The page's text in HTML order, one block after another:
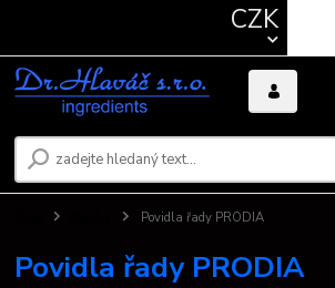
CZK
Povidla řady PRODIA
Povidla řady PRODIA